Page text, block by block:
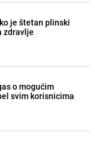
je štetan plinski
zdravlje
o mogućim
svim korisnicima